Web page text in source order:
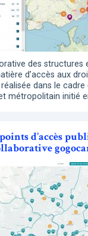
des structures
d’accès aux
dans le cadre
métropolitain initié
d’accès